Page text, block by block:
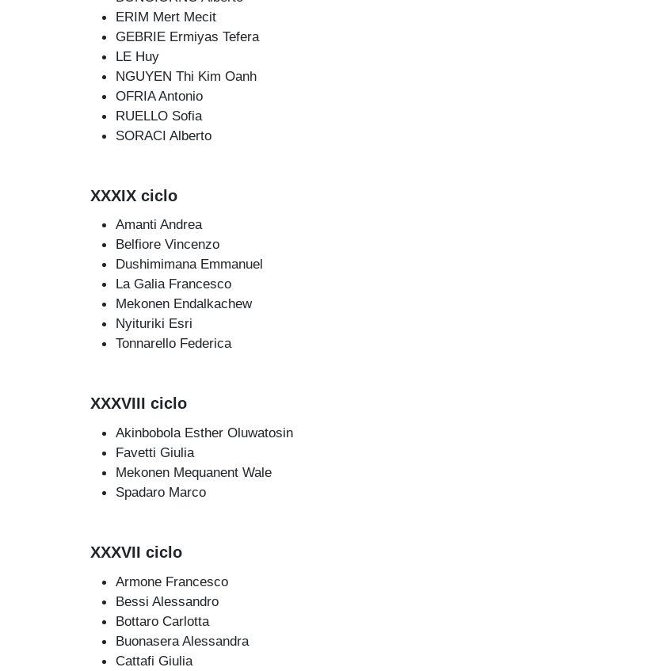
ERIM Mert Mecit
GEBRIE Ermiyas Tefera
LE Huy
NGUYEN Thi Kim Oanh
OFRIA Antonio
RUELLO Sofia
SORACI Alberto
XXXIX ciclo
Amanti Andrea
Belfiore Vincenzo
Dushimimana Emmanuel
La Galia Francesco
Mekonen Endalkachew
Nyituriki Esri
Tonnarello Federica
XXXVIII ciclo
Akinbobola Esther Oluwatosin
Favetti Giulia
Mekonen Mequanent Wale
Spadaro Marco
XXXVII ciclo
Armone Francesco
Bessi Alessandro
Bottaro Carlotta
Buonasera Alessandra
Cattafi Giulia